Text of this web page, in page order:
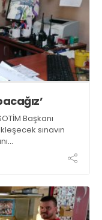
Başkanı
sınavın
genelinde ses